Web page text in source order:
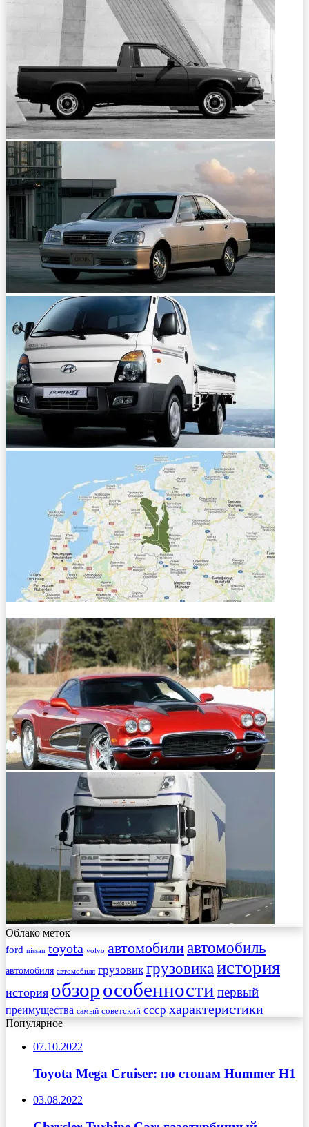
Облако меток
ford nissan toyota volvo автомобилиавтомобиль
автомобиля автомобиля грузовик грузовикаистория
история обзорособенности первый
преимущества самый советский ссср характеристики
Популярное
07.10.2022
Toyota Mega Cruiser: по стопам Hummer H1
03.08.2022